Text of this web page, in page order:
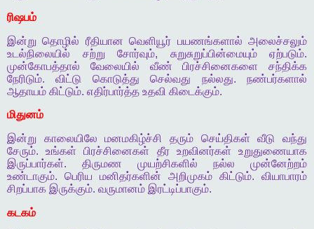
ரிஷபம்
இன்று தொழில் ரீதியான வெளியூர் பயணங்களால் அலைச்சலும்
உடல்நிலையில்
சற்று சோர்வும், சுறுசுறுப்பின்மையும் ஏற்படும்.
முன்கோபத்தால்
வேலையில் வீண் பிரச்சினைகளை
சந்திக்க
நேரிடும்.விட்டு கொடுத்து செல்வது நல்லது.நண்பர்களால்
ஆதாயம் கிட்டும். எதிர்பார்த்த உதவி கிடைக்கும்.
மிதுனம்
இன்று
காலையிலே மனமகிழ்ச்சி தரும் செய்திகள் வீடு
வந்து
சேரும்.உங்கள் பிரச்சினைகள் தீர உறவினர்கள்
உறுதுணையாக
இருப்பார்கள். திருமண முயற்சிகளில் நல்ல
முன்னேற்றம்
உண்டாகும். பெரிய மனிதர்களின் அறிமுகம் கிட்டும். வியாபாரம்
சிறப்பாக இருக்கும். வருமானம் இரட்டிப்பாகும்.
கடகம்